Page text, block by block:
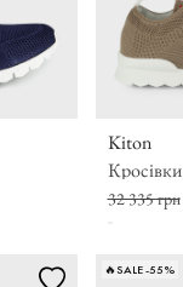
Kiton
Кросівки
32 335 грн
🔥SALE -55%